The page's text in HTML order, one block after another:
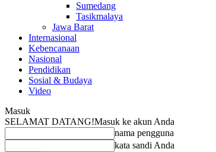
Sumedang
Tasikmalaya
Jawa Barat
Internasional
Kebencanaan
Nasional
Pendidikan
Sosial & Budaya
Video
Masuk
SELAMAT DATANG!Masuk ke akun Anda
nama pengguna
kata sandi Anda